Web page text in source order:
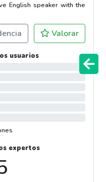
English speaker with the
Valorar
usuarios
expertos